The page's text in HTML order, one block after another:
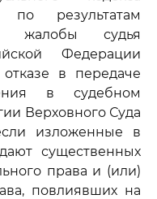
по результатам
жалобы судья
Федерации
в передаче
в судебном
Верховного Суда
изложенные в
существенных
права и (или)
повлиявших на